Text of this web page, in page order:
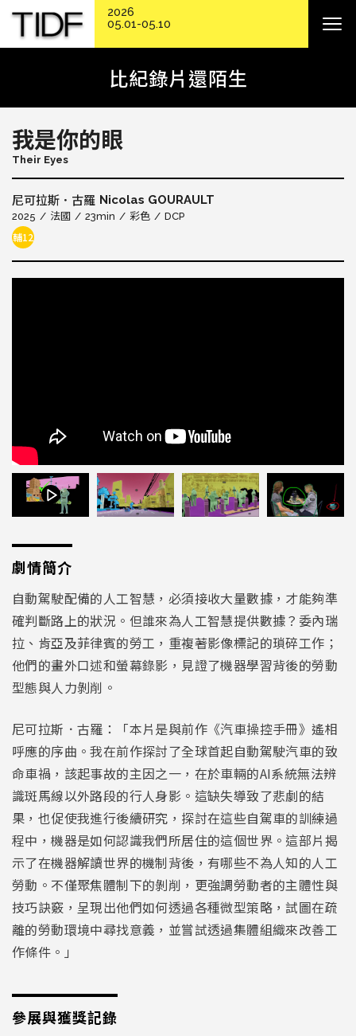
比紀錄片還陌生
我是你的眼
Their Eyes
尼可拉斯．古羅 Nicolas GOURAULT
2025 法國 23min 彩色 DCP
輔12
劇情簡介
自動駕駛配備的人工智慧，必須接收大量數據，才能夠準
確判斷路上的狀況。但誰來為人工智慧提供數據？委內瑞
拉、肯亞及菲律賓的勞工，重複著影像標記的瑣碎工作；
他們的畫外口述和螢幕錄影，見證了機器學習背後的勞動
型態與人力剝削。
尼可拉斯．古羅：「本片是與前作《汽車操控手冊》遙相
呼應的序曲。我在前作探討了全球首起自動駕駛汽車的致
命車禍，該起事故的主因之一，在於車輛的AI系統無法辨
識斑馬線以外路段的行人身影。這缺失導致了悲劇的結
果，也促使我進行後續研究，探討在這些自駕車的訓練過
程中，機器是如何認識我們所居住的這個世界。這部片揭
示了在機器解讀世界的機制背後，有哪些不為人知的人工
勞動。不僅聚焦體制下的剝削，更強調勞動者的主體性與
技巧訣竅，呈現出他們如何透過各種微型策略，試圖在疏
離的勞動環境中尋找意義，並嘗試透過集體組織來改善工
作條件。」
參展與獲獎記錄
2026
05.01-05.10